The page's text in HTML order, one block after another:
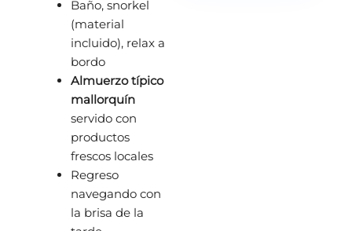
Baño, snorkel
(material
incluido), relax a
bordo
Almuerzo típico
mallorquín
servido con
productos
frescos locales
Regreso
navegando con
la brisa de la